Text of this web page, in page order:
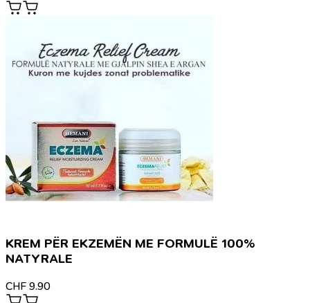
KREM PËR EKZEMËN ME FORMULË 100%
NATYRALE
CHF 9.90